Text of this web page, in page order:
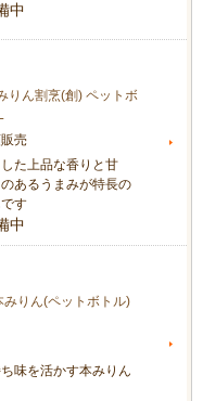
中
りん割烹(創) ペットボ
売
た上品な香りと甘
あるうまみが特長の
す
中
みりん(ペットボトル)
味を活かす本みりん